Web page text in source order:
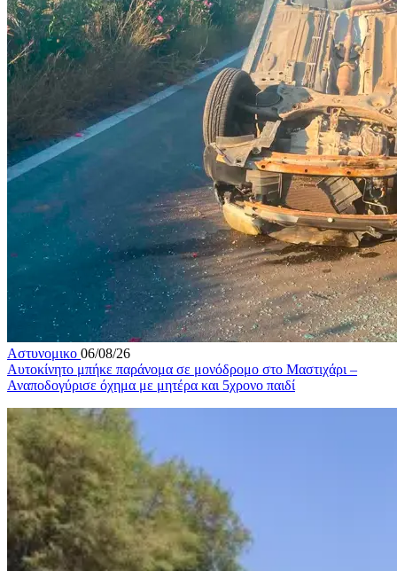
Αστυνομικο 06/08/26
Αυτοκίνητο μπήκε παράνομα σε μονόδρομο στο Μαστιχάρι –
Αναποδογύρισε όχημα με μητέρα και 5χρονο παιδί